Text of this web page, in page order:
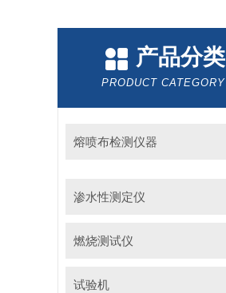
产品分类
PRODUCT CATEGORY
熔喷布检测仪器
渗水性测定仪
燃烧测试仪
试验机